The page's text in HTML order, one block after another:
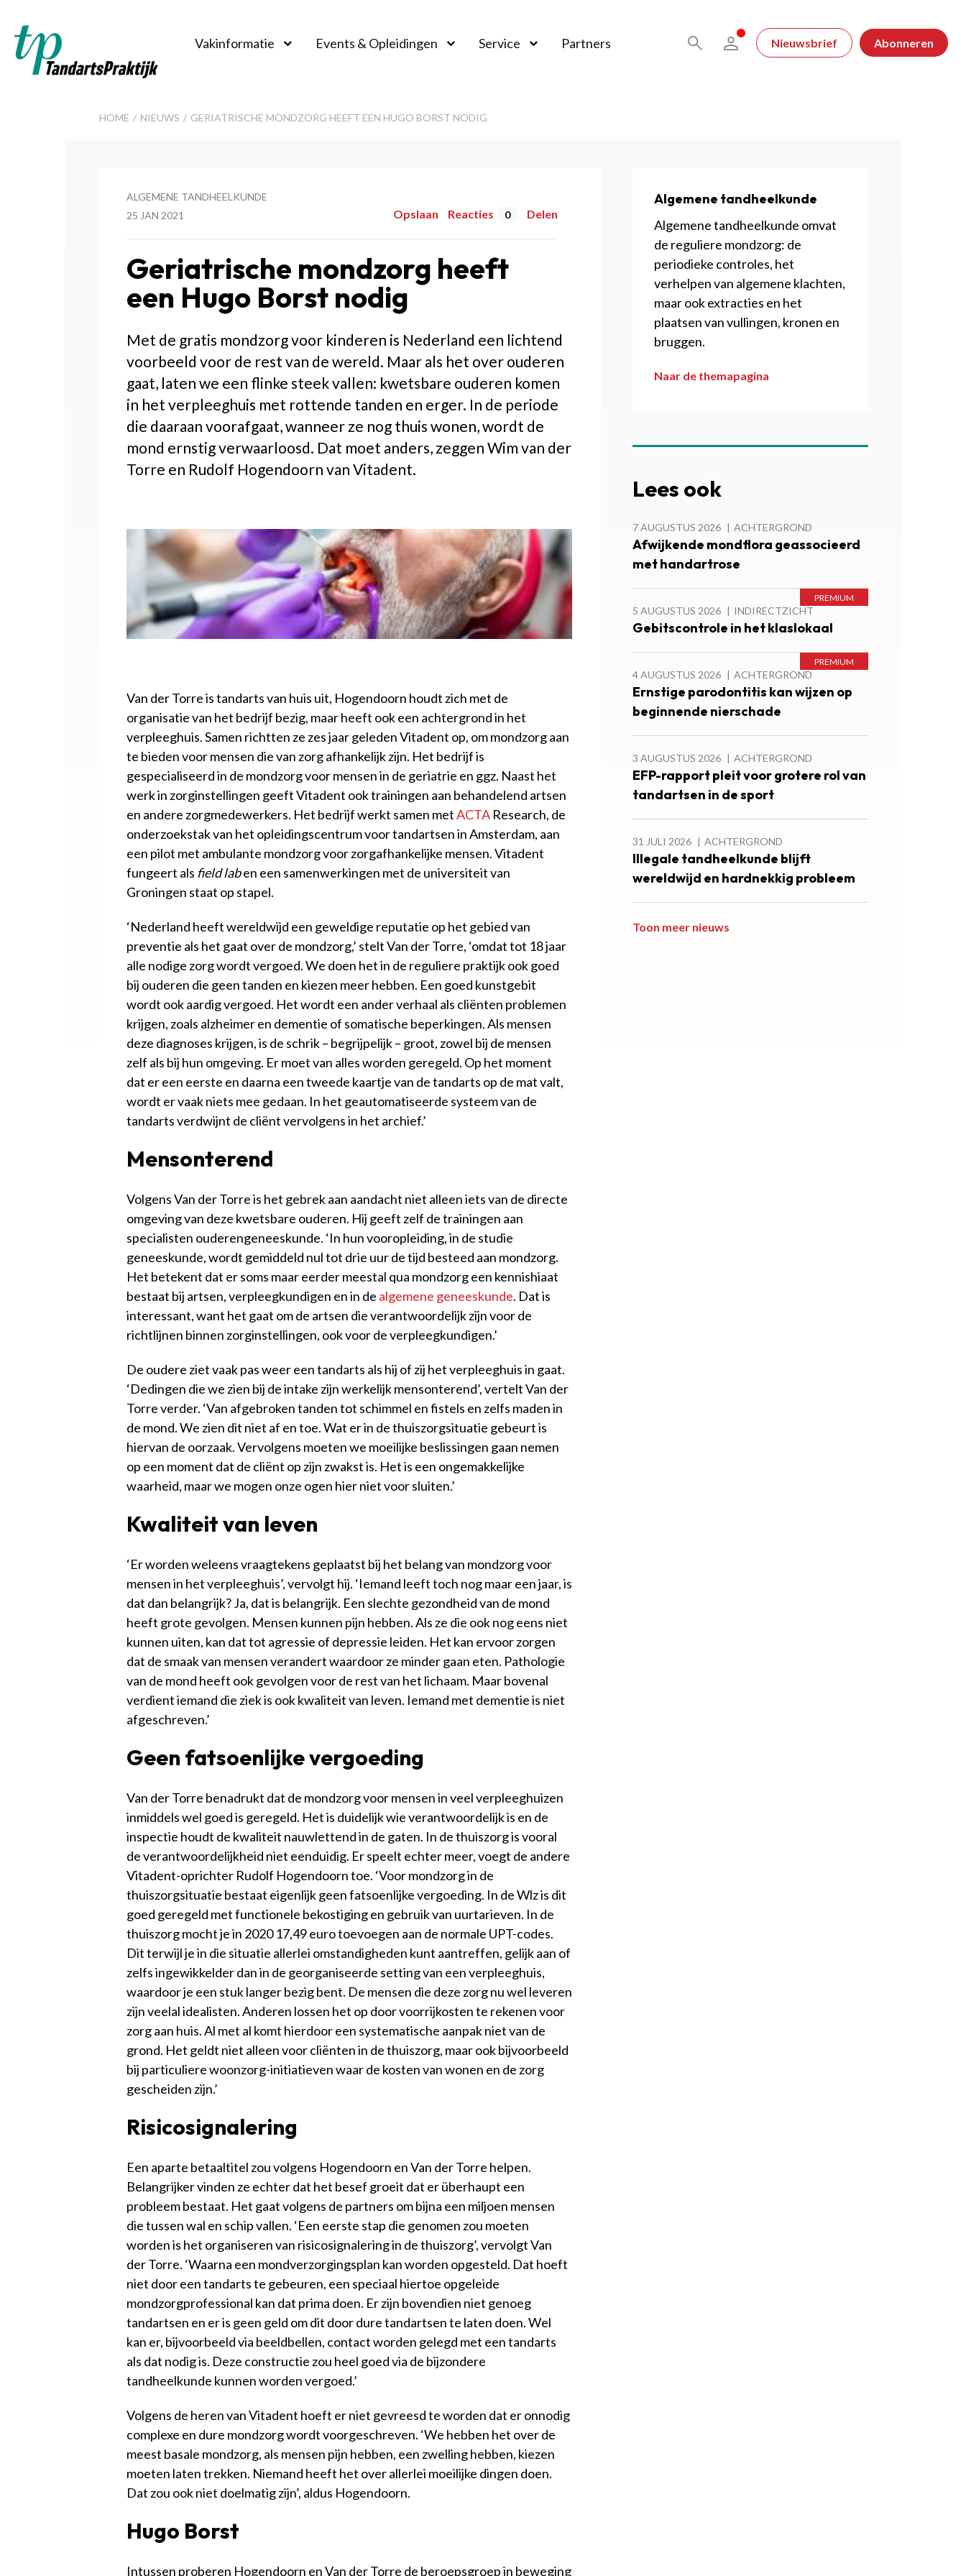
Vakinformatie Events & Opleidingen Service Partners Nieuwsbrief Abonneren
HOME NIEUWS GERIATRISCHE MONDZORG HEEFT EEN HUGO BORST NODIG
ALGEMENE TANDHEELKUNDE
25 JAN 2021
Opslaan Reacties 0 Delen
Geriatrische mondzorg heeft
een Hugo Borst nodig
Met de gratis mondzorg voor kinderen is Nederland een lichtend
voorbeeld voor de rest van de wereld. Maar als het over ouderen
gaat, laten we een flinke steek vallen: kwetsbare ouderen komen
in het verpleeghuis met rottende tanden en erger. In de periode
die daaraan voorafgaat, wanneer ze nog thuis wonen, wordt de
mond ernstig verwaarloosd. Dat moet anders, zeggen Wim van der
Torre en Rudolf Hogendoorn van Vitadent.
Van der Torre is tandarts van huis uit, Hogendoorn houdt zich met de
organisatie van het bedrijf bezig, maar heeft ook een achtergrond in het
verpleeghuis. Samen richtten ze zes jaar geleden Vitadent op, om mondzorg aan
te bieden voor mensen die van zorg afhankelijk zijn. Het bedrijf is
gespecialiseerd in de mondzorg voor mensen in de geriatrie en ggz. Naast het
werk in zorginstellingen geeft Vitadent ook trainingen aan behandelend artsen
en andere zorgmedewerkers. Het bedrijf werkt samen metACTA Research, de
onderzoekstak van het opleidingscentrum voor tandartsen in Amsterdam, aan
een pilot met ambulante mondzorg voor zorgafhankelijke mensen. Vitadent
fungeert als field laben een samenwerkingen met de universiteit van
Groningen staat op stapel.
‘Nederland heeft wereldwijd een geweldige reputatie op het gebied van
preventie als het gaat over de mondzorg,’ stelt Van der Torre, ‘omdat tot 18 jaar
alle nodige zorg wordt vergoed. We doen het in de reguliere praktijk ook goed
bij ouderen die geen tanden en kiezen meer hebben. Een goed kunstgebit
wordt ook aardig vergoed. Het wordt een ander verhaal als cliënten problemen
krijgen, zoals alzheimer en dementie of somatische beperkingen. Als mensen
deze diagnoses krijgen, is de schrik – begrijpelijk – groot, zowel bij de mensen
zelf als bij hun omgeving. Er moet van alles worden geregeld. Op het moment
dat er een eerste en daarna een tweede kaartje van de tandarts op de mat valt,
wordt er vaak niets mee gedaan. In het geautomatiseerde systeem van de
tandarts verdwijnt de cliënt vervolgens in het archief.’
Mensonterend
Volgens Van der Torre is het gebrek aan aandacht niet alleen iets van de directe
omgeving van deze kwetsbare ouderen. Hij geeft zelf de trainingen aan
specialisten ouderengeneeskunde. ‘In hun vooropleiding, in de studie
geneeskunde, wordt gemiddeld nul tot drie uur de tijd besteed aan mondzorg.
Het betekent dat er soms maar eerder meestal qua mondzorg een kennishiaat
bestaat bij artsen, verpleegkundigen en in de algemene geneeskunde. Dat is
interessant, want het gaat om de artsen die verantwoordelijk zijn voor de
richtlijnen binnen zorginstellingen, ook voor de verpleegkundigen.’
De oudere ziet vaak pas weer een tandarts als hij of zij het verpleeghuis in gaat.
‘Dedingen die we zien bij de intake zijn werkelijk mensonterend’, vertelt Van der
Torre verder. ‘Van afgebroken tanden tot schimmel en fistels en zelfs maden in
de mond. We zien dit niet af en toe. Wat er in de thuiszorgsituatie gebeurt is
hiervan de oorzaak. Vervolgens moeten we moeilijke beslissingen gaan nemen
op een moment dat de cliënt op zijn zwakst is. Het is een ongemakkelijke
waarheid, maar we mogen onze ogen hier niet voor sluiten.’
Kwaliteit van leven
‘Er worden weleens vraagtekens geplaatst bij het belang van mondzorg voor
mensen in het verpleeghuis’, vervolgt hij. ‘Iemand leeft toch nog maar een jaar, is
dat dan belangrijk? Ja, dat is belangrijk. Een slechte gezondheid van de mond
heeft grote gevolgen. Mensen kunnen pijn hebben. Als ze die ook nog eens niet
kunnen uiten, kan dat tot agressie of depressie leiden. Het kan ervoor zorgen
dat de smaak van mensen verandert waardoor ze minder gaan eten. Pathologie
van de mond heeft ook gevolgen voor de rest van het lichaam. Maar bovenal
verdient iemand die ziek is ook kwaliteit van leven. Iemand met dementie is niet
afgeschreven.’
Geen fatsoenlijke vergoeding
Van der Torre benadrukt dat de mondzorg voor mensen in veel verpleeghuizen
inmiddels wel goed is geregeld. Het is duidelijk wie verantwoordelijk is en de
inspectie houdt de kwaliteit nauwlettend in de gaten. In de thuiszorg is vooral
de verantwoordelijkheid niet eenduidig. Er speelt echter meer, voegt de andere
Vitadent-oprichter Rudolf Hogendoorn toe. ‘Voor mondzorg in de
thuiszorgsituatie bestaat eigenlijk geen fatsoenlijke vergoeding. In de Wlz is dit
goed geregeld met functionele bekostiging en gebruik van uurtarieven. In de
thuiszorg mocht je in 2020 17,49 euro toevoegen aan de normale UPT-codes.
Dit terwijl je in die situatie allerlei omstandigheden kunt aantreffen, gelijk aan of
zelfs ingewikkelder dan in de georganiseerde setting van een verpleeghuis,
waardoor je een stuk langer bezig bent. De mensen die deze zorg nu wel leveren
zijn veelal idealisten. Anderen lossen het op door voorrijkosten te rekenen voor
zorg aan huis. Al met al komt hierdoor een systematische aanpak niet van de
grond. Het geldt niet alleen voor cliënten in de thuiszorg, maar ook bijvoorbeeld
bij particuliere woonzorg-initiatieven waar de kosten van wonen en de zorg
gescheiden zijn.’
Risicosignalering
Een aparte betaaltitel zou volgens Hogendoorn en Van der Torre helpen.
Belangrijker vinden ze echter dat het besef groeit dat er überhaupt een
probleem bestaat. Het gaat volgens de partners om bijna een miljoen mensen
die tussen wal en schip vallen. ‘Een eerste stap die genomen zou moeten
worden is het organiseren van risicosignalering in de thuiszorg’, vervolgt Van
der Torre. ‘Waarna een mondverzorgingsplan kan worden opgesteld. Dat hoeft
niet door een tandarts te gebeuren, een speciaal hiertoe opgeleide
mondzorgprofessional kan dat prima doen. Er zijn bovendien niet genoeg
tandartsen en er is geen geld om dit door dure tandartsen te laten doen. Wel
kan er, bijvoorbeeld via beeldbellen, contact worden gelegd met een tandarts
als dat nodig is. Deze constructie zou heel goed via de bijzondere
tandheelkunde kunnen worden vergoed.’
Volgens de heren van Vitadent hoeft er niet gevreesd te worden dat er onnodig
complexe en dure mondzorg wordt voorgeschreven. ‘We hebben het over de
meest basale mondzorg, als mensen pijn hebben, een zwelling hebben, kiezen
moeten laten trekken. Niemand heeft het over allerlei moeilijke dingen doen.
Dat zou ook niet doelmatig zijn’, aldus Hogendoorn.
Hugo Borst
Intussen proberen Hogendoorn en Van der Torre de beroepsgroep in beweging
Algemene tandheelkunde
Algemene tandheelkunde omvat
de reguliere mondzorg: de
periodieke controles, het
verhelpen van algemene klachten,
maar ook extracties en het
plaatsen van vullingen, kronen en
bruggen.
Naar de themapagina
Lees ook
7 AUGUSTUS 2026 ACHTERGROND
Afwijkende mondflora geassocieerd
met handartrose
5 AUGUSTUS 2026 INDIRECTZICHT
Gebitscontrole in het klaslokaal
4 AUGUSTUS 2026 ACHTERGROND
Ernstige parodontitis kan wijzen op
beginnende nierschade
3 AUGUSTUS 2026 ACHTERGROND
EFP-rapport pleit voor grotere rol van
tandartsen in de sport
31 JULI 2026 ACHTERGROND
Illegale tandheelkunde blijft
wereldwijd en hardnekkig probleem
Toon meer nieuws